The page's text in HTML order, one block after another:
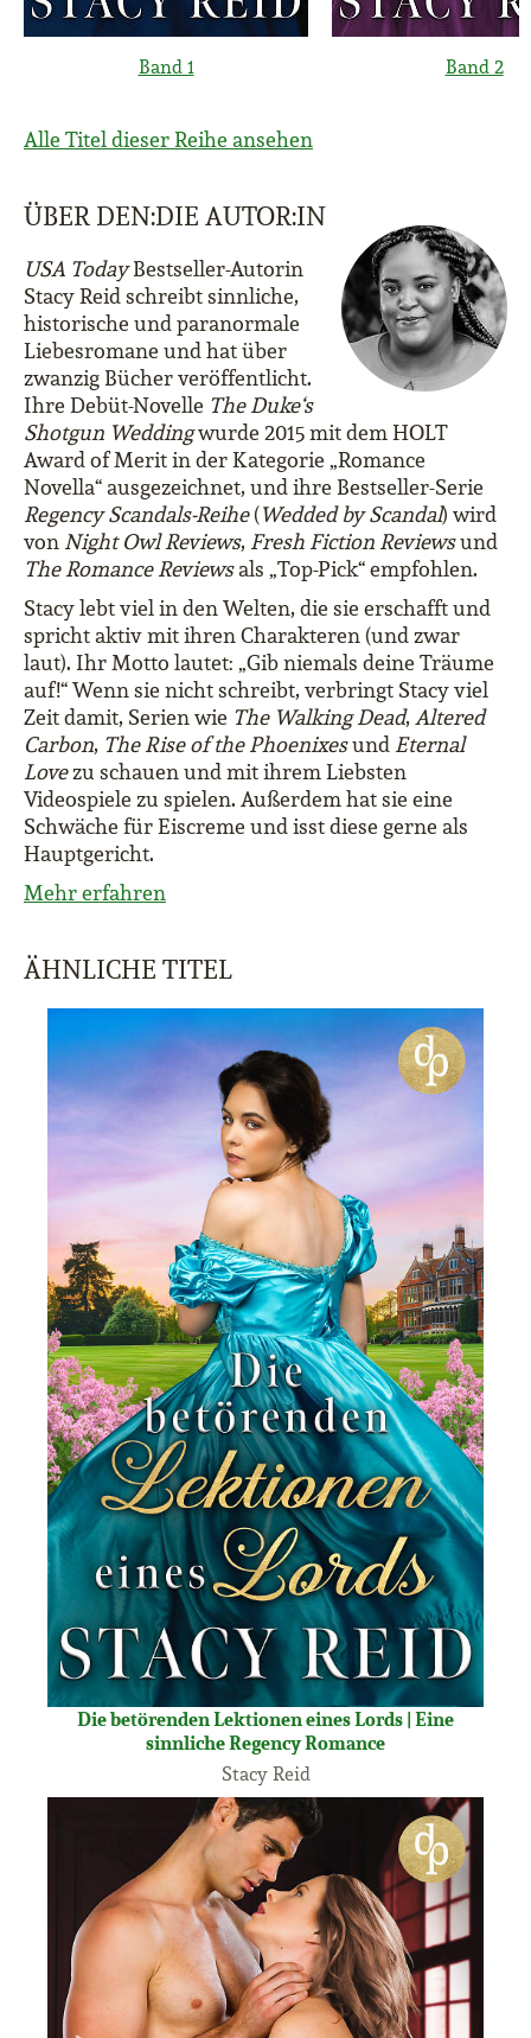
Band 1 Band 2
Alle Titel dieser Reihe ansehen
ÜBER DEN:DIE AUTOR:IN
USA TodayBestseller-Autorin
Stacy Reid schreibt sinnliche,
historische und paranormale
Liebesromane und hat über
zwanzig Bücher veröffentlicht.
Ihre Debüt-Novelle The Duke‘s
Shotgun Weddingwurde 2015 mit dem HOLT
Award of Merit in der Kategorie „Romance
Novella“ ausgezeichnet, und ihre Bestseller-Serie
Regency Scandals-Reihe(Wedded by Scandal) wird
von Night Owl Reviews, Fresh Fiction Reviewsund
The Romance Reviewsals „Top-Pick“ empfohlen.
Stacy lebt viel in den Welten, die sie erschafft und
spricht aktiv mit ihren Charakteren (und zwar
laut). Ihr Motto lautet: „Gib niemals deine Träume
auf!“ Wenn sie nicht schreibt, verbringt Stacy viel
Zeit damit, Serien wie The Walking Dead,Altered
Carbon, The Rise of the Phoenixesund Eternal
Lovezu schauen und mit ihrem Liebsten
Videospiele zu spielen. Außerdem hat sie eine
Schwäche für Eiscreme und isst diese gerne als
Hauptgericht.
Mehr erfahren
ÄHNLICHE TITEL
Die betörenden Lektionen eines Lords | Eine
sinnliche Regency Romance
Stacy Reid